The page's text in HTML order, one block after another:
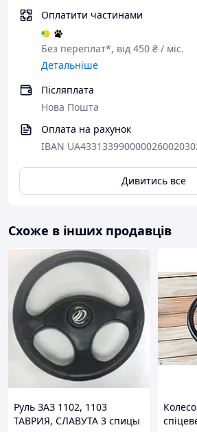
Оплатити частинами
Без переплат*, від 450 ₴ / міс.
Детальніше
Післяплата
Нова Пошта
Оплата на рахунок
IBAN
Дивитись все
Схоже в інших продавців
Руль ЗАЗ 1102, 1103
ТАВРИЯ, СЛАВУТА 3 спицы